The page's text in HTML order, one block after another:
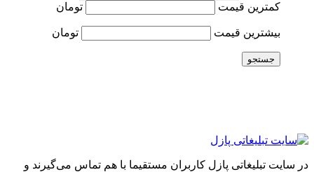
کمترین قیمت
تومان
بیشترین قیمت تومان
جستجو
در سایت تبلیغاتی پازل کاربران مستقیما با هم تماس می‌گیرند و